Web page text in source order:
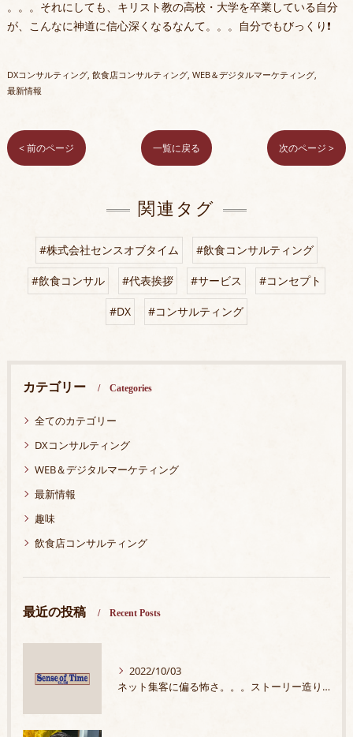
。。。それにしても、キリスト教の高校・大学を卒業している自分
が、こんなに神道に信心深くなるなんて。。。自分でもびっくり❗️
DXコンサルティング 飲食店コンサルティング WEB＆デジタルマーケティング
最新情報
< 前のページ 一覧に戻る 次のページ >
関連タグ
#株式会社センスオブタイム #飲食コンサルティング
#飲食コンサル #代表挨拶 #サービス #コンセプト
#DX #コンサルティング
カテゴリー Categories
全てのカテゴリー
DXコンサルティング
WEB＆デジタルマーケティング
最新情報
趣味
飲食店コンサルティング
最近の投稿 Recent Posts
2022/10/03
ネット集客に偏る怖さ。。。ストーリー造りの大切さ